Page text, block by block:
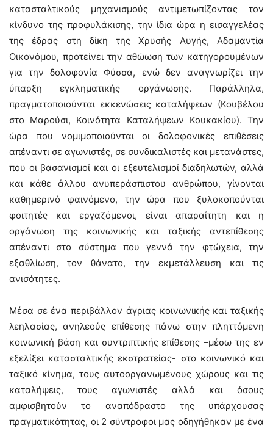
κατασταλτικούς μηχανισμούς αντιμετωπίζοντας τον
κίνδυνο της προφυλάκισης, την ίδια ώρα η εισαγγελέας
της έδρας στη δίκη της Χρυσής Αυγής, Αδαμαντία
Οικονόμου, προτείνει την αθώωση των κατηγορουμένων
για την δολοφονία Φύσσα, ενώ δεν αναγνωρίζει την
ύπαρξη εγκληματικής οργάνωσης. Παράλληλα,
πραγματοποιούνται εκκενώσεις καταλήψεων (Κουβέλου
στο Μαρούσι, Κοινότητα Καταλήψεων Κουκακίου). Την
ώρα που νομιμοποιούνται οι δολοφονικές επιθέσεις
απέναντι σε αγωνιστές, σε συνδικαλιστές και μετανάστες,
που οι βασανισμοί και οι εξευτελισμοί διαδηλωτών, αλλά
και κάθε άλλου ανυπεράσπιστου ανθρώπου, γίνονται
καθημερινό φαινόμενο, την ώρα που ξυλοκοπούνται
φοιτητές και εργαζόμενοι, είναι απαραίτητη και η
οργάνωση της κοινωνικής και ταξικής αντεπίθεσης
απέναντι στο σύστημα που γεννά την φτώχεια, την
εξαθλίωση, τον θάνατο, την εκμετάλλευση και τις
ανισότητες.
Μέσα σε ένα περιβάλλον άγριας κοινωνικής και ταξικής
λεηλασίας, ανηλεούς επίθεσης πάνω στην πληττόμενη
κοινωνική βάση και συντριπτικής επίθεσης –μέσω της εν
εξελίξει κατασταλτικής εκστρατείας- στο κοινωνικό και
ταξικό κίνημα, τους αυτοοργανωμένους χώρους και τις
καταλήψεις, τους αγωνιστές αλλά και όσους
αμφισβητούν το αναπόδραστο της υπάρχουσας
πραγματικότητας, οι 2 σύντροφοι μας οδηγήθηκαν με ένα